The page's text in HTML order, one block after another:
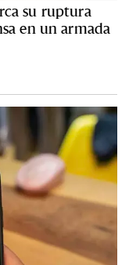
su ruptura
en un armada